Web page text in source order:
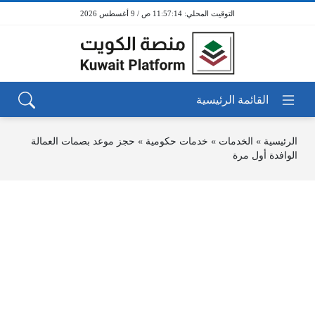
11:57:14 ص / 9 أغسطس 2026
الرئيسية » الخدمات » خدمات حكومية » حجز موعد بصمات العمالة
الوافدة أول مرة